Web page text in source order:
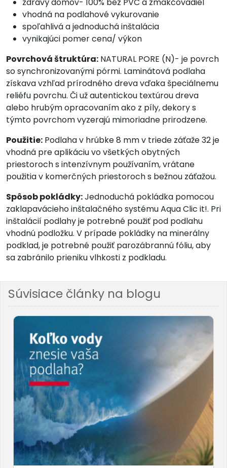
vhodná na podlahové vykurovanie
spoľahlivá a jednoduchá inštalácia
vynikajúci pomer cena/ výkon
Povrchová štruktúra: NATURAL PORE (N)- je povrch
so synchronizovanými pórmi. Laminátová podlaha
získava vzhľad prírodného dreva vďaka špeciálnemu
reliéfu povrchu. Či už autentickou textúrou dreva
alebo hrubým opracovaním ako z píly, dekory s
týmto povrchom vyzerajú mimoriadne prirodzene.
Použitie: Podlaha v hrúbke 8 mm v triede záťaže 32 je
vhodná pre aplikáciu vo všetkých obytných
priestoroch s intenzívnym používaním, vrátane
použitia v komerčných priestoroch s bežnou záťažou.
Spôsob pokládky:Jednoduchá pokládka pomocou
zaklapavácieho inštalačného systému Aqua Clic it!. Pri
inštalácií podlahy je potrebné použiť pod podlahu
vhodnú podložku. V prípade pokládky na minerálny
podklad, je potrebné použiť parozábrannú fóliu, aby
sa zabránilo prieniku vlhkosti z podkladu.
Súvisiace články na blogu